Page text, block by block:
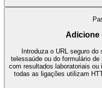
Adicione
Introduza o URL seguro
telessaúde ou do formulário
com resultados laboratoriais
todas as ligações utilizam